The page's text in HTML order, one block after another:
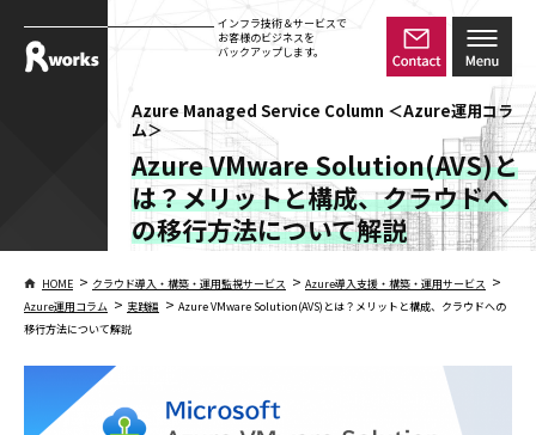
インフラ技術＆サービスで
お客様のビジネスを
バックアップします。
Azure Managed Service Column ＜Azure運用コラ
ム＞
Azure VMware Solution(AVS)と
は？メリットと構成、クラウドへ
の移行方法について解説
HOME > クラウド導入・構築・運用監視サービス > Azure導入支援・構築・運用サービス >
Azure運用コラム > 実践編 > Azure VMware Solution(AVS)とは？メリットと構成、クラウドへの
移行方法について解説